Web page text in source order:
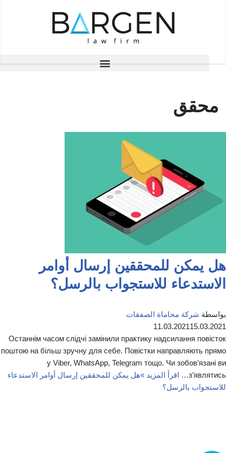
محقق
هل يمكن للمحققين إرسال أوامر
الاستدعاء للاستجواب بالرسل؟
بواسطة شركة محاماة الصفقات
11.03.202115.03.2021
Останнім часом слідчі замінили практику надсилання повісток
поштою на більш зручну для себе. Повістки направляють прямо
у Viber, WhatsApp, Telegram тощо. Чи зобов’язані ви
з’являтись…
اقرأ المزيد »هل يمكن للمحققين إرسال أوامر الاستدعاء
للاستجواب بالرسل؟